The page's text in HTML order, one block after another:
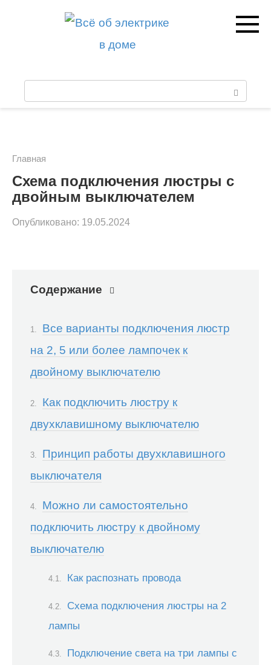
к
:
Главная
Схема подключения люстры с
двойным выключателем
Опубликовано: 19.05.2024
Содержание
Все варианты подключения люстр
на 2, 5 или более лампочек к
двойному выключателю
Как подключить люстру к
двухклавишному выключателю
Принцип работы двухклавишного
выключателя
Можно ли самостоятельно
подключить люстру к двойному
выключателю
Как распознать провода
Схема подключения люстры на 2
лампы
Подключение света на три лампы с